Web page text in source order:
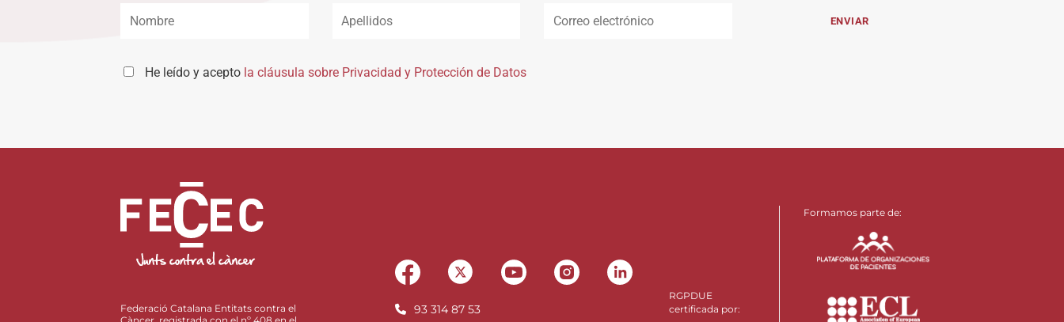
He leído y acepto la cláusula sobre Privacidad y Protección de Datos
Federació Catalana Entitats contra el
93 314 87 53
RGPDUE
certificada por:
Formamos parte de: